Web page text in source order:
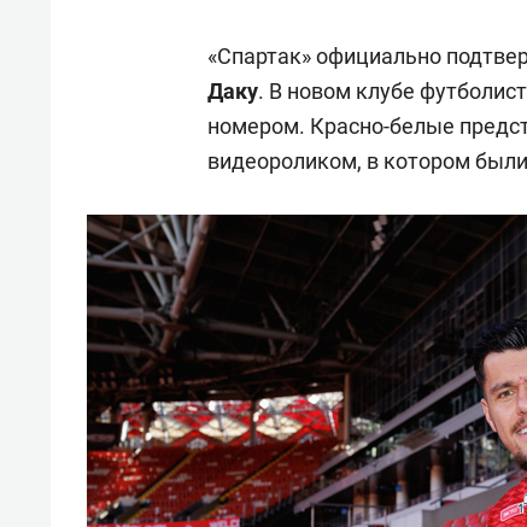
«Спартак» официально
Даку. В новом клубе
номером. Красно-белые
видеороликом, в котором